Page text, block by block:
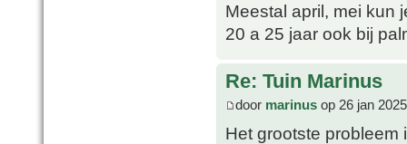
Meestal april, mei kun
20 a 25 jaar ook bij
Re: Tuin Marinus
door marinus op 26 jan
Het grootste probleem